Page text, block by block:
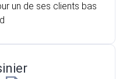
un de ses clients bas